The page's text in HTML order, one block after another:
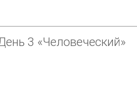
3 «Человеческий»